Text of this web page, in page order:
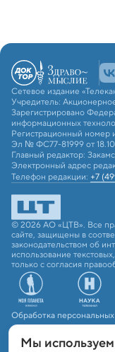
Сетевое издание
Учредитель:
Зарегистрировано
информационных
Регистрационный номер
Эл № ФС77-81999 от
Главный редактор:
Электронный адрес
Телефон редакции: +7
© 2026 АО «ЦТВ». Все
сайте, защищены в
законодательством об
использование
только с согласия
Обработка
Мы